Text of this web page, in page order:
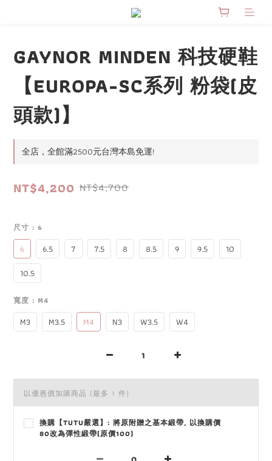
GAYNOR MINDEN 科技硬鞋
【EUROPA-SC系列 粉袋(皮
頭款)】
全店，全館滿2500元台灣本島免運!
NT$4,200 NT$4,700
尺寸 : 6
6 6.5 7 7.5 8 8.5 9 9.5
10
10.5
寬度 : M4
M3 M3.5 M4 N3 W3.5 W4
以優惠價加購商品 (最多 1 件)
換購【TUTU嚴選】: 將原附贈之基本緞帶, 以換購價
80改為彈性緞帶(原價100)